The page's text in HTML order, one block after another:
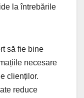
la întrebările
să fie bine
necesare
clienților.
reduce